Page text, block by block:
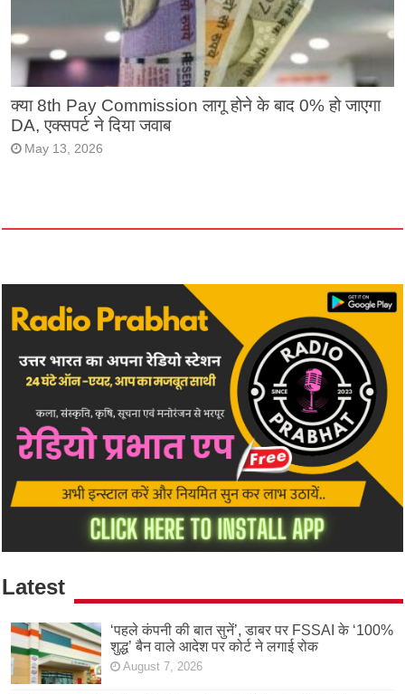
क्या 8th Pay Commission लागू होने के बाद 0% हो जाएगा
DA, एक्सपर्ट ने दिया जवाब
May 13, 2026
Latest
‘पहले कंपनी की बात सुनें’, डाबर पर FSSAI के ‘100%
शुद्ध’ बैन वाले आदेश पर कोर्ट ने लगाई रोक
August 7, 2026